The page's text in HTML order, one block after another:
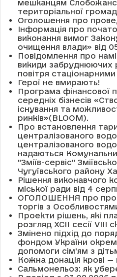
мешканцям
територіальної
Оголошення про
Інформація про
виконання вимог
очищення влади» від
Повідомлення про
викиди
повітря
Герої не вмирають!
Програма фінансової
середніх бізнесів
існування та
ринків»(BLOOM).
Про встановлення
централізованого
централізованого
надаються
"Зміїв-сервіс"
Чугуївського району
Рішення виконавчого
міської ради від 4
ОГОЛОШЕННЯ про
торгів з
Проекти рішень, які
розгляд XCII сесії VІІІ
Змінено підхід до
фондом України
допомоги сім'ям з
Кожна донація крові
Сальмонельоз: як